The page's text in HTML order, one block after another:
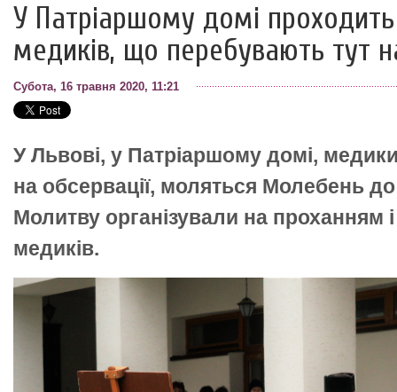
У Патріаршому домі
медиків, що перебувають тут
Субота, 16 травня 2020, 11:21
У Львові, у Патріаршому домі,
на обсервації, моляться Молебень
Молитву організували на проханням і
медиків.